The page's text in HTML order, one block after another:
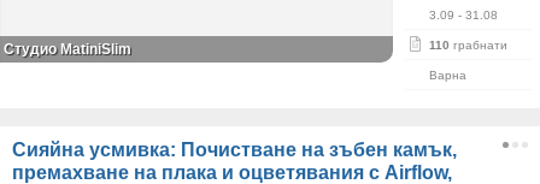
3.09 - 31.08
110 грабнати
Варна
Студио MatiniSlim
Сияйна усмивка: Почистване на зъбен камък,
премахване на плака и оцветявания с Airflow,